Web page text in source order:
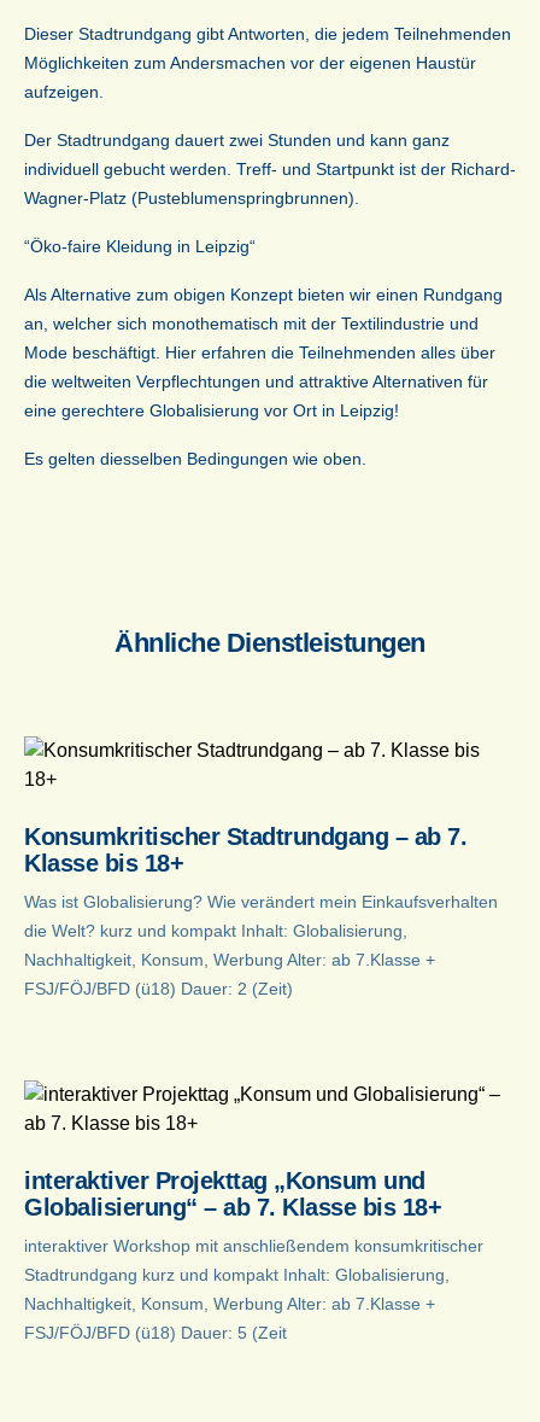
Dieser Stadtrundgang gibt Antworten, die jedem Teilnehmenden
Möglichkeiten zum Andersmachen vor der eigenen Haustür
aufzeigen.
Der Stadtrundgang dauert zwei Stunden und kann ganz
individuell gebucht werden. Treff- und Startpunkt ist der Richard-
Wagner-Platz (Pusteblumenspringbrunnen).
“Öko-faire Kleidung in Leipzig“
Als Alternative zum obigen Konzept bieten wir einen Rundgang
an, welcher sich monothematisch mit der Textilindustrie und
Mode beschäftigt. Hier erfahren die Teilnehmenden alles über
die weltweiten Verpflechtungen und attraktive Alternativen für
eine gerechtere Globalisierung vor Ort in Leipzig!
Es gelten diesselben Bedingungen wie oben.
Ähnliche Dienstleistungen
Konsumkritischer Stadtrundgang – ab 7.
Klasse bis 18+
Was ist Globalisierung? Wie verändert mein Einkaufsverhalten
die Welt? kurz und kompakt Inhalt: Globalisierung,
Nachhaltigkeit, Konsum, Werbung Alter: ab 7.Klasse +
FSJ/FÖJ/BFD (ü18) Dauer: 2 (Zeit)
interaktiver Projekttag „Konsum und
Globalisierung“ – ab 7. Klasse bis 18+
interaktiver Workshop mit anschließendem konsumkritischer
Stadtrundgang kurz und kompakt Inhalt: Globalisierung,
Nachhaltigkeit, Konsum, Werbung Alter: ab 7.Klasse +
FSJ/FÖJ/BFD (ü18) Dauer: 5 (Zeit